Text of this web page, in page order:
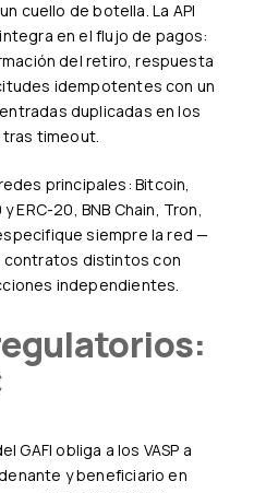
cuello de botella. La API
integra en el flujo de pagos:
del retiro, respuesta
idempotentes con un
duplicadas en los
timeout.
ERC-20, BNB Chain, Tron,
siempre la red —
contratos distintos con
independientes.
y beneficiario en